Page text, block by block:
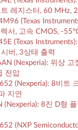
레지스터, 60 MHz,
(Texas
서, 고속 CMOS, -
(Texas
버, 3상태 출력
(Nexperia): 위상 고
전압
(Nexperia): 8비트
지연
(Nexperia): 8진 D형
(NXP